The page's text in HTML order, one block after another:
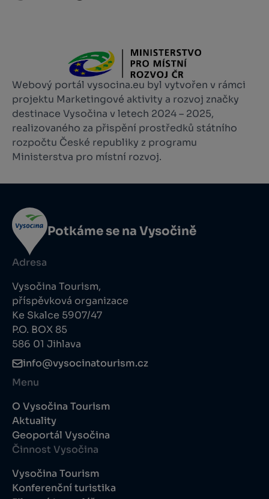
Webový portál vysocina.eu byl vytvořen v rámci
projektu Marketingové aktivity a rozvoj značky
destinace Vysočina v letech 2024 – 2025,
realizovaného za přispění prostředků státního
rozpočtu České republiky z programu
Ministerstva pro místní rozvoj.
Potkáme se na Vysočině
Adresa
Vysočina Tourism,
příspěvková organizace
Ke Skalce 5907/47
P.O. BOX 85
586 01 Jihlava
info@vysocinatourism.cz
Menu
O Vysočina Tourism
Aktuality
Geoportál Vysočina
Činnost Vysočina
Vysočina Tourism
Konferenční turistika